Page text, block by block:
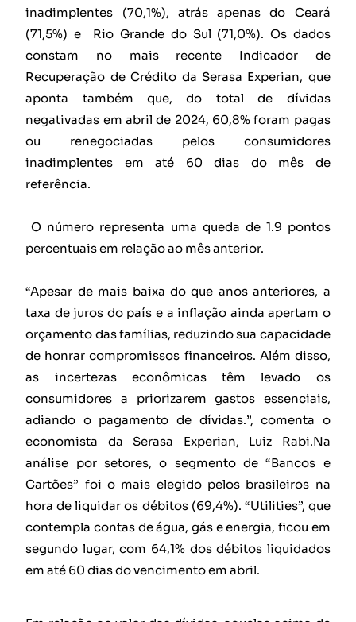
inadimplentes (70,1%), atrás apenas do Ceará
(71,5%) e Rio Grande do Sul (71,0%). Os dados
constam no mais recente Indicador de
Recuperação de Crédito da Serasa Experian, que
aponta também que, do total de dívidas
negativadas em abril de 2024, 60,8% foram pagas
ou renegociadas pelos consumidores
inadimplentes em até 60 dias do mês de
referência.
O número representa uma queda de 1.9 pontos
percentuais em relação ao mês anterior.
“Apesar de mais baixa do que anos anteriores, a
taxa de juros do país e a inflação ainda apertam o
orçamento das famílias, reduzindo sua capacidade
de honrar compromissos financeiros. Além disso,
as incertezas econômicas têm levado os
consumidores a priorizarem gastos essenciais,
adiando o pagamento de dívidas.”, comenta o
economista da Serasa Experian, Luiz Rabi.Na
análise por setores, o segmento de “Bancos e
Cartões” foi o mais elegido pelos brasileiros na
hora de liquidar os débitos (69,4%). “Utilities”, que
contempla contas de água, gás e energia, ficou em
segundo lugar, com 64,1% dos débitos liquidados
em até 60 dias do vencimento em abril.